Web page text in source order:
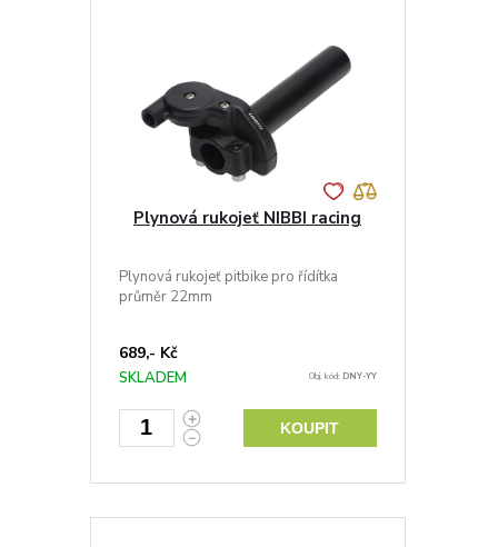
Plynová rukojeť NIBBI racing
Plynová rukojeť pitbike pro řídítka
průměr 22mm
689,- Kč
SKLADEM Obj. kód: DNY-YY
KOUPIT